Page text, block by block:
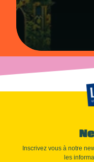
Inscrivez vous à notre
les